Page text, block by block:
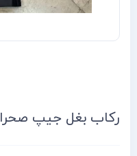
رکاب بغل جیپ صحرا